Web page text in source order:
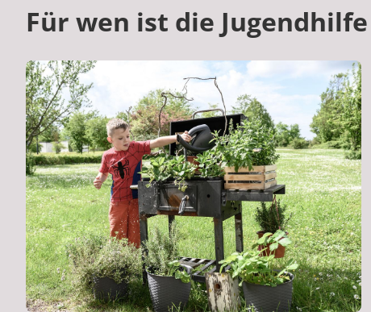
Für wen ist die Jugendhilfe